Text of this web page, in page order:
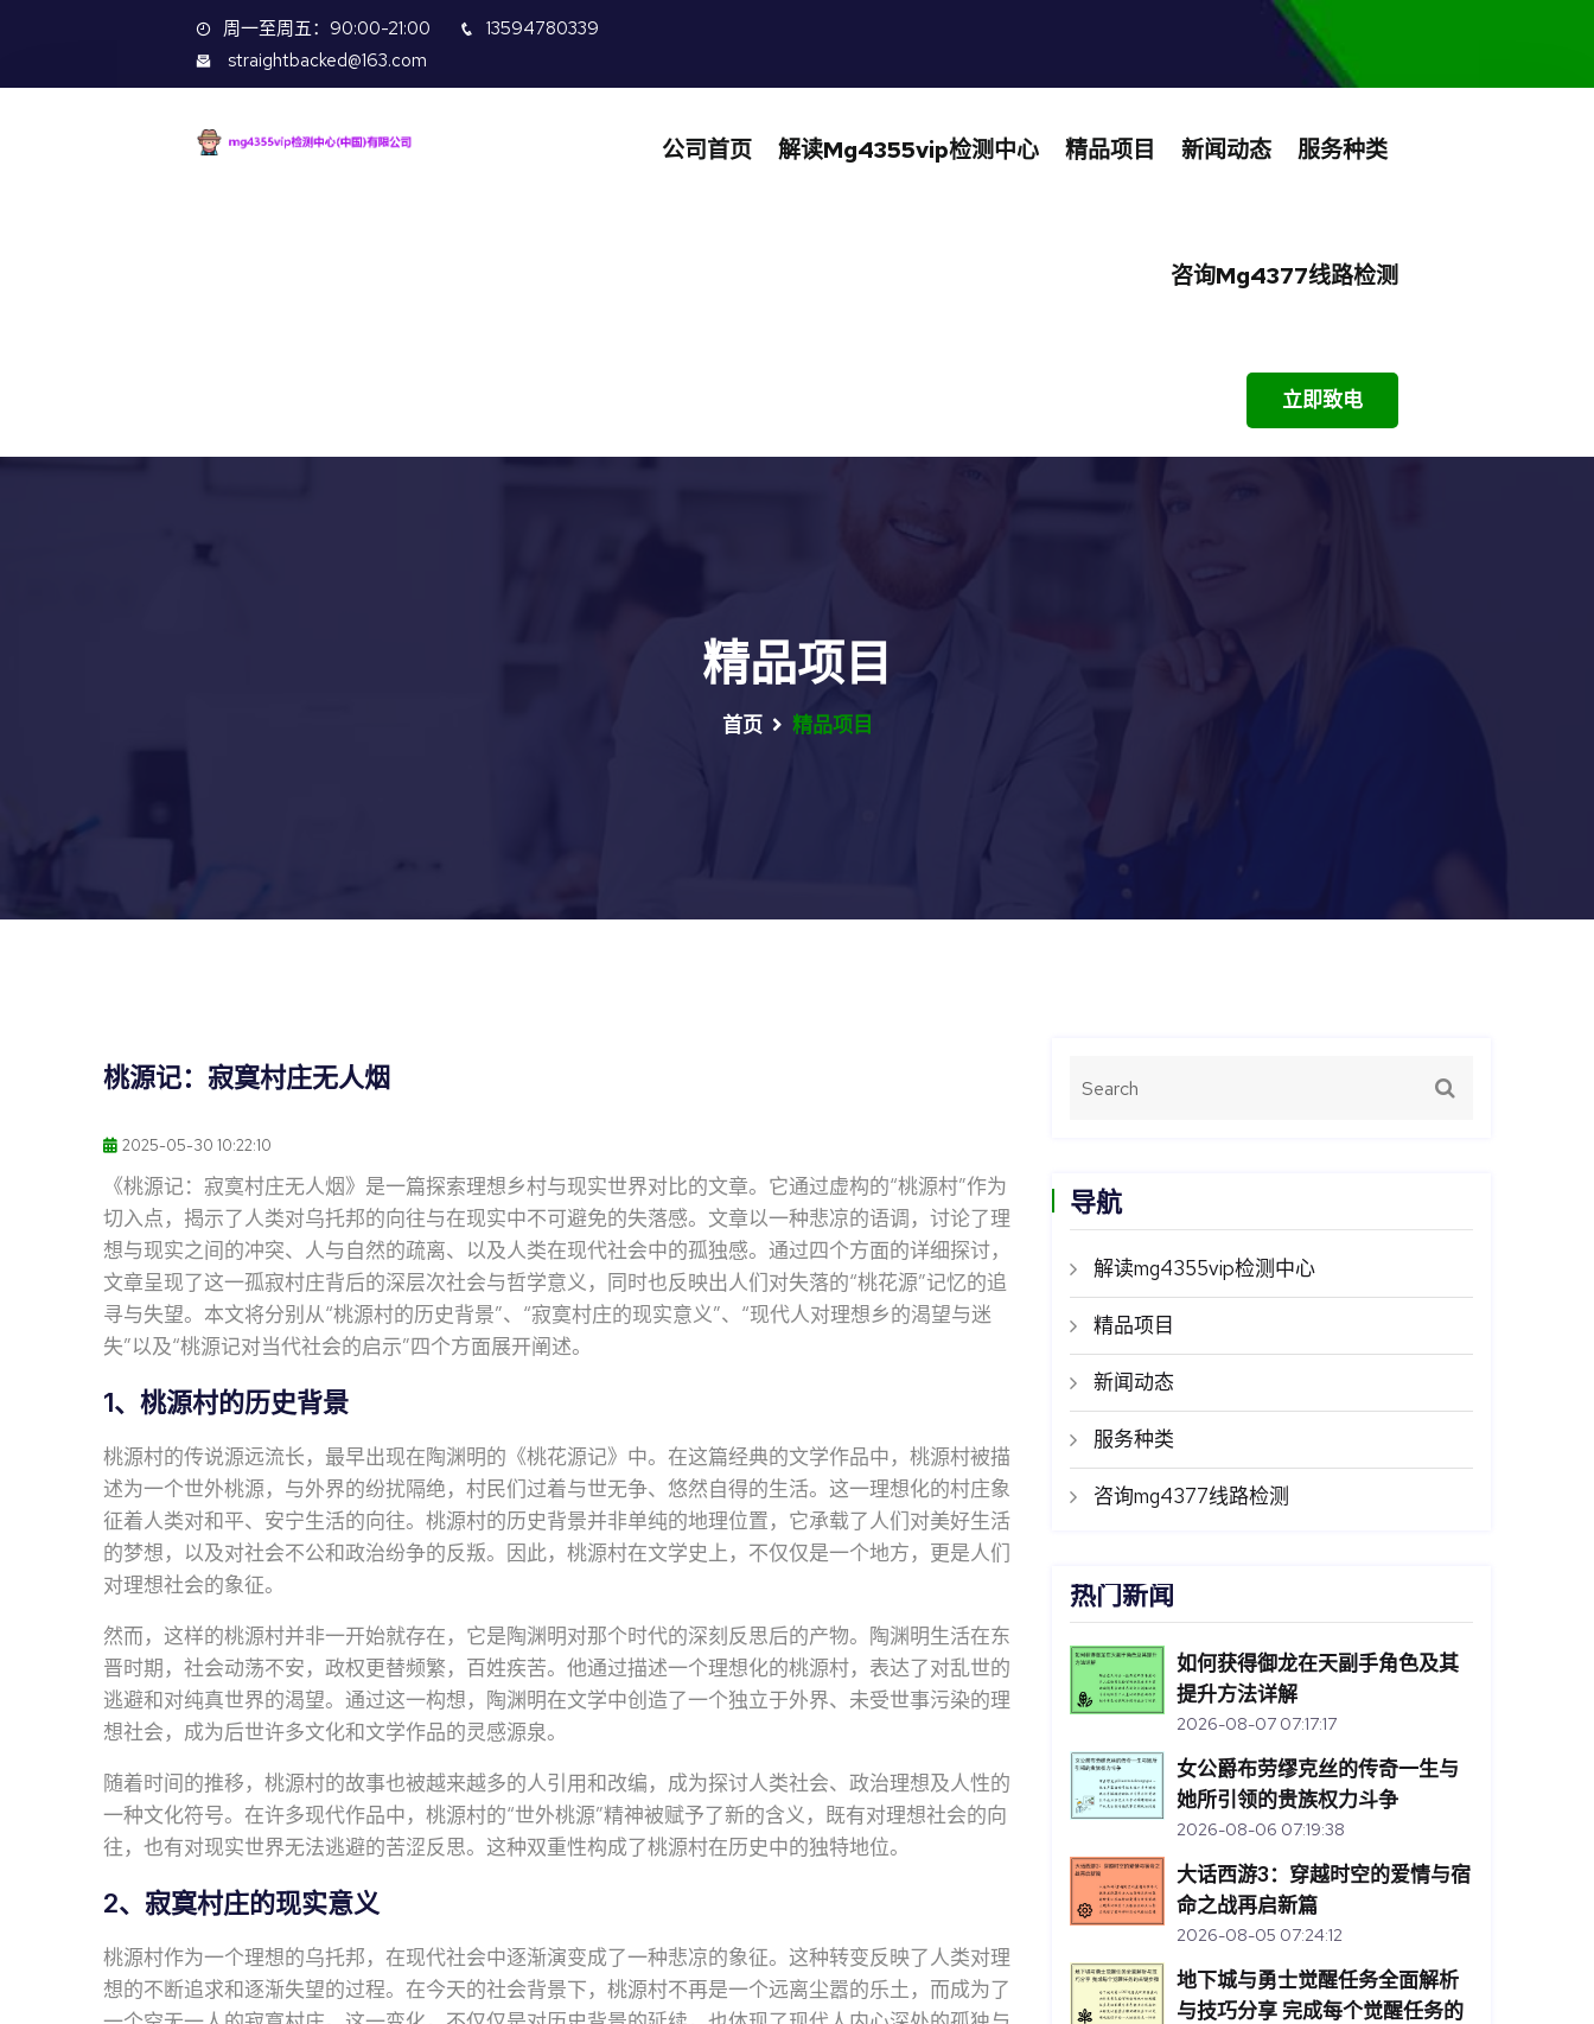
周一至周五：90:00-21:00
13594780339
straightbacked@163.com
公司首页 解读mg4355vip检测中心 精品项目 新闻动态 服务种类
咨询mg4377线路检测
立即致电
精品项目
首页 精品项目
桃源记：寂寞村庄无人烟
2025-05-30 10:22:10
《桃源记：寂寞村庄无人烟》是一篇探索理想乡村与现实世界对比的文章。它通过虚构的“桃源村”作为
切入点，揭示了人类对乌托邦的向往与在现实中不可避免的失落感。文章以一种悲凉的语调，讨论了理
想与现实之间的冲突、人与自然的疏离、以及人类在现代社会中的孤独感。通过四个方面的详细探讨，
文章呈现了这一孤寂村庄背后的深层次社会与哲学意义，同时也反映出人们对失落的“桃花源”记忆的追
寻与失望。本文将分别从“桃源村的历史背景”、“寂寞村庄的现实意义”、“现代人对理想乡的渴望与迷
失”以及“桃源记对当代社会的启示”四个方面展开阐述。
1、桃源村的历史背景
桃源村的传说源远流长，最早出现在陶渊明的《桃花源记》中。在这篇经典的文学作品中，桃源村被描
述为一个世外桃源，与外界的纷扰隔绝，村民们过着与世无争、悠然自得的生活。这一理想化的村庄象
征着人类对和平、安宁生活的向往。桃源村的历史背景并非单纯的地理位置，它承载了人们对美好生活
的梦想，以及对社会不公和政治纷争的反叛。因此，桃源村在文学史上，不仅仅是一个地方，更是人们
对理想社会的象征。
然而，这样的桃源村并非一开始就存在，它是陶渊明对那个时代的深刻反思后的产物。陶渊明生活在东
晋时期，社会动荡不安，政权更替频繁，百姓疾苦。他通过描述一个理想化的桃源村，表达了对乱世的
逃避和对纯真世界的渴望。通过这一构想，陶渊明在文学中创造了一个独立于外界、未受世事污染的理
想社会，成为后世许多文化和文学作品的灵感源泉。
随着时间的推移，桃源村的故事也被越来越多的人引用和改编，成为探讨人类社会、政治理想及人性的
一种文化符号。在许多现代作品中，桃源村的“世外桃源”精神被赋予了新的含义，既有对理想社会的向
往，也有对现实世界无法逃避的苦涩反思。这种双重性构成了桃源村在历史中的独特地位。
2、寂寞村庄的现实意义
桃源村作为一个理想的乌托邦，在现代社会中逐渐演变成了一种悲凉的象征。这种转变反映了人类对理
想的不断追求和逐渐失望的过程。在今天的社会背景下，桃源村不再是一个远离尘嚣的乐土，而成为了
导航
解读mg4355vip检测中心
精品项目
新闻动态
服务种类
咨询mg4377线路检测
热门新闻
如何获得御龙在天副手角色及其
提升方法详解
2026-08-07 07:17:17
女公爵布劳缪克丝的传奇一生与
她所引领的贵族权力斗争
2026-08-06 07:19:38
大话西游3：穿越时空的爱情与宿
命之战再启新篇
2026-08-05 07:24:12
地下城与勇士觉醒任务全面解析
与技巧分享 完成每个觉醒任务的